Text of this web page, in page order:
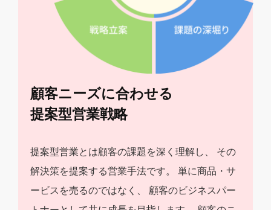
顧客ニーズに合わせる
提案型営業戦略
提案型営業とは顧客の課題を深く理解し、
その
解決策を提案する営業手法です。
単に商品・サ
ービスを売るのではなく、
顧客のビジネスパー